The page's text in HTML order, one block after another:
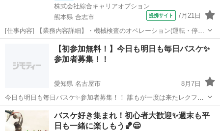
株式会社綜合キャリアオプション
熊本県 合志市
提携サイト 7月21日
[仕事内容] 【業務内容詳細】・機械検査のオペレーション(運転・停止
操作)・バイアルの投入作業、 整列作業・不良品の確認作業【取扱製品
情報】医療用ワクチン 。＋お仕事探しはコンシェルスタッフにおまか
せ＋。 あなたのお仕事...
工場
【初参加無料！】今日も明日も毎日バスケ✨
参加者募集！！
愛知県 名古屋市
8月7日
今日も明日も毎日バスケ✨参加者募集！！ 誰もが一度は来たレクフリ
ーバスケ！！ 初心者経験者の壁を越えて楽しめる環境！！ 楽しめるよ
うにチーム編成も配慮してます 何より、気さくな仲間も男女共にプレ
ー中！！ 社会人...
愛知 名古屋市 バスケットボール バスケ
バスケ好き集まれ！初心者大歓迎✨週末も平
日も一緒に楽しもう🏀😄